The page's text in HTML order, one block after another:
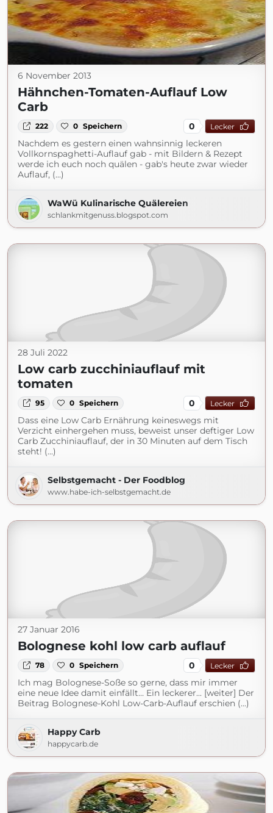
6 November 2013
Hähnchen-Tomaten-Auflauf Low
Carb
222 0 Speichern 0 Lecker
Nachdem es gestern einen wahnsinnig leckeren
Vollkornspaghetti-Auflauf gab - mit Bildern & Rezept
werde ich euch noch quälen - gab's heute zwar wieder
Auflauf, (...)
WaWü Kulinarische Quälereien
schlankmitgenuss.blogspot.com
28 Juli 2022
Low carb zucchiniauflauf mit
tomaten
95 0 Speichern 0 Lecker
Dass eine Low Carb Ernährung keineswegs mit
Verzicht einhergehen muss, beweist unser deftiger Low
Carb Zucchiniauflauf, der in 30 Minuten auf dem Tisch
steht! (...)
Selbstgemacht - Der Foodblog
www.habe-ich-selbstgemacht.de
27 Januar 2016
Bolognese kohl low carb auflauf
78 0 Speichern 0 Lecker
Ich mag Bolognese-Soße so gerne, dass mir immer
eine neue Idee damit einfällt… Ein leckerer... [weiter] Der
Beitrag Bolognese-Kohl Low-Carb-Auflauf erschien (...)
Happy Carb
happycarb.de